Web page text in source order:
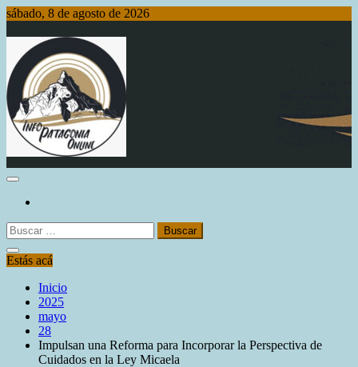
Saltar
contenido
sábado, 8 de agosto de 2026
Info Patagonia Online
Buscar:
Estás acá
Inicio
2025
mayo
28
Impulsan una Reforma para Incorporar la Perspectiva de
Cuidados en la Ley Micaela